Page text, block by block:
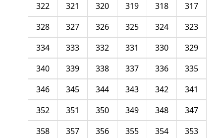
317
318
319
320
321
322
323
324
325
326
327
328
329
330
331
332
333
334
335
336
337
338
339
340
341
342
343
344
345
346
347
348
349
350
351
352
353
354
355
356
357
358